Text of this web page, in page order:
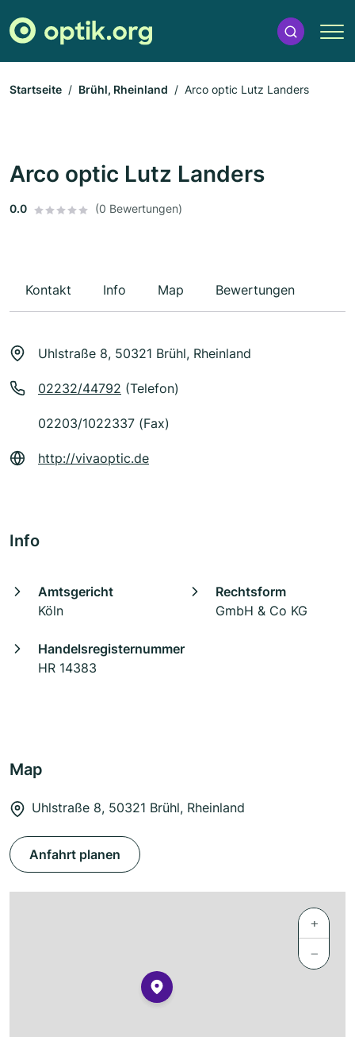
Startseite Brühl, Rheinland Arco optic Lutz Landers
Arco optic Lutz Landers
0.0 (0 Bewertungen)
Kontakt Info Map Bewertungen
Uhlstraße 8, 50321 Brühl, Rheinland
02232/44792 (Telefon)
02203/1022337 (Fax)
http://vivaoptic.de
Info
Amtsgericht
Köln
Rechtsform
GmbH & Co KG
Handelsregisternummer
HR 14383
Map
Uhlstraße 8, 50321 Brühl, Rheinland
Anfahrt planen
+
−